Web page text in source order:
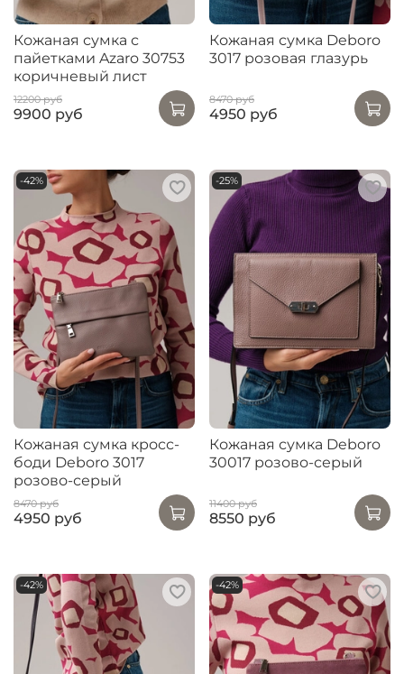
Кожаная сумка с
пайетками Azaro 30753
коричневый лист
12200 руб
9900 руб
Кожаная сумка Deboro
3017 розовая глазурь
8470 руб
4950 руб
-42%
Кожаная сумка кросс-
боди Deboro 3017
розово-серый
8470 руб
4950 руб
-25%
Кожаная сумка Deboro
30017 розово-серый
11400 руб
8550 руб
-42% -42%